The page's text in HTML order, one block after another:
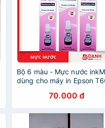
Bộ 6 màu - Mực nước
dùng cho máy in Epson
L1300 / L100 / L120 / L200
L210 / L565 ... - HÀNG
KHẨU
70.000 đ